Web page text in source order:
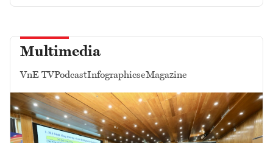
Multimedia
VnE TVPodcastInfographicseMagazine